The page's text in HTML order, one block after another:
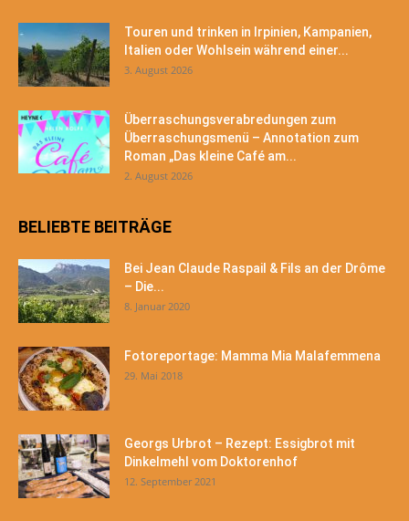
Touren und trinken in Irpinien, Kampanien,
Italien oder Wohlsein während einer...
3. August 2026
Überraschungsverabredungen zum
Überraschungsmenü – Annotation zum
Roman „Das kleine Café am...
2. August 2026
BELIEBTE BEITRÄGE
Bei Jean Claude Raspail & Fils an der Drôme
– Die...
8. Januar 2020
Fotoreportage: Mamma Mia Malafemmena
29. Mai 2018
Georgs Urbrot – Rezept: Essigbrot mit
Dinkelmehl vom Doktorenhof
12. September 2021